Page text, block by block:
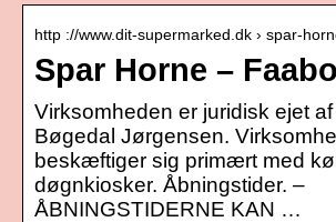
http ://www.dit-supermarked.dk › spar-
Spar Horne –
Virksomheden er juridisk ejet
Bøgedal Jørgensen.
beskæftiger sig primært med
døgnkiosker. Åbningstider. –
ÅBNINGSTIDERNE KAN …